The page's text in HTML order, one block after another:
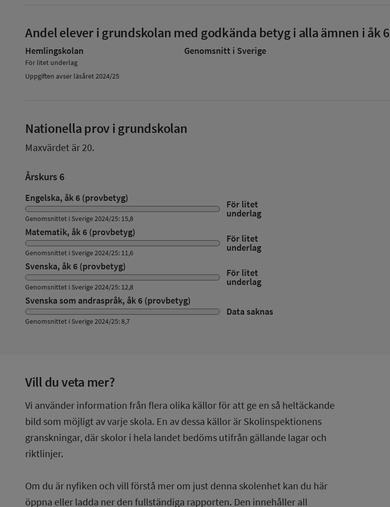
Andel elever i grundskolan med godkända betyg i alla ämnen i åk 6
Hemlingskolan
För litet underlag
Genomsnitt i Sverige
Uppgiften avser läsåret 2024/25
Nationella prov i grundskolan
Maxvärdet är 20.
Årskurs 6
Engelska, åk 6 (provbetyg)
För litet
underlag
Genomsnittet i Sverige 2024/25: 15,8
Matematik, åk 6 (provbetyg)
För litet
underlag
Genomsnittet i Sverige 2024/25: 11,6
Svenska, åk 6 (provbetyg)
För litet
underlag
Genomsnittet i Sverige 2024/25: 12,8
Svenska som andraspråk, åk 6 (provbetyg)
Data saknas
Genomsnittet i Sverige 2024/25: 8,7
Vill du veta mer?
Vi använder information från flera olika källor för att ge en så heltäckande
bild som möjligt av varje skola. En av dessa källor är Skolinspektionens
granskningar, där skolor i hela landet bedöms utifrån gällande lagar och
riktlinjer.
Om du är nyfiken och vill förstå mer om just denna skolenhet kan du här
öppna eller ladda ner den fullständiga rapporten. Den innehåller all